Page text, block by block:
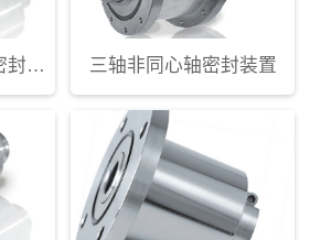
三轴双法兰四水嘴密封装置 三轴非同心轴密封装置